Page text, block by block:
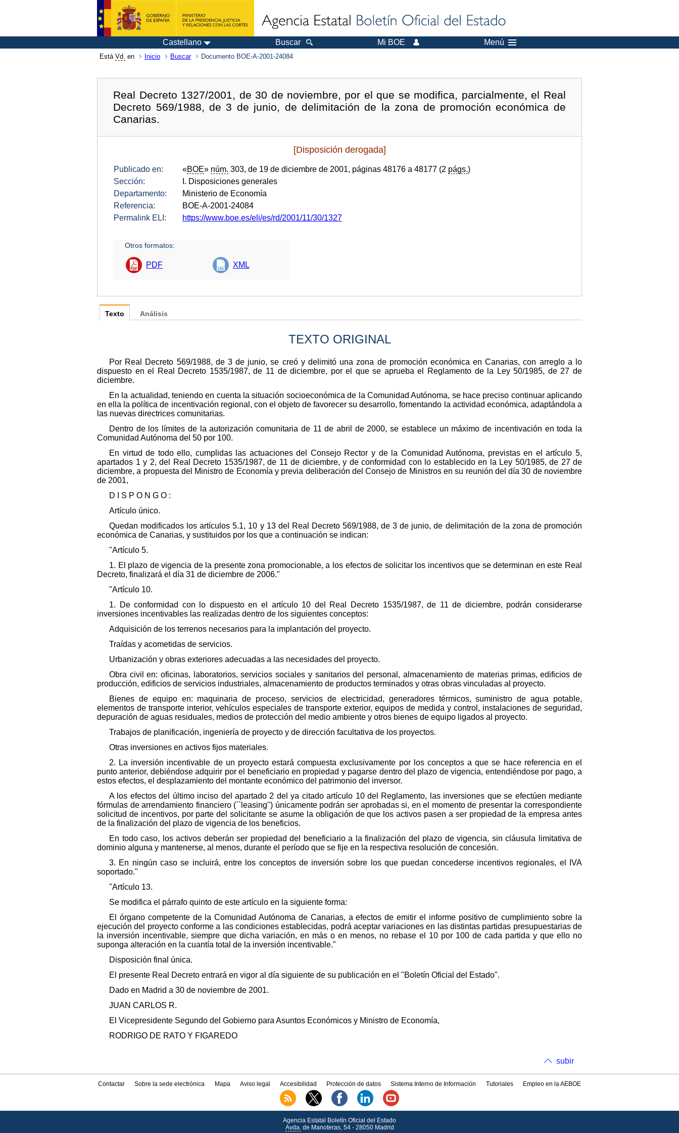
Castellano Buscar Mi BOE Menú
Está Vd. en Inicio Buscar Documento BOE-A-2001-24084
Real Decreto 1327/2001, de 30 de noviembre, por el que se modifica, parcialmente, el Real
Decreto 569/1988, de 3 de junio, de delimitación de la zona de promoción económica de
Canarias.
[Disposición derogada]
Publicado en: «BOE» núm. 303, de 19 de diciembre de 2001, páginas 48176 a 48177 (2 págs.)
Sección:
I. Disposiciones generales
Departamento:
Ministerio de Economía
Referencia:
BOE-A-2001-24084
Permalink ELI:
https://www.boe.es/eli/es/rd/2001/11/30/1327
Otros formatos:
PDF XML
Texto
TEXTO ORIGINAL
Por Real Decreto 569/1988, de 3 de junio, se creó y delimitó una zona de promoción económica en Canarias, con arreglo a lo
dispuesto en el Real Decreto 1535/1987, de 11 de diciembre, por el que se aprueba el Reglamento de la Ley 50/1985, de 27 de
diciembre.
En la actualidad, teniendo en cuenta la situación socioeconómica de la Comunidad Autónoma, se hace preciso continuar aplicando
en ella la política de incentivación regional, con el objeto de favorecer su desarrollo, fomentando la actividad económica, adaptándola a
las nuevas directrices comunitarias.
Dentro de los límites de la autorización comunitaria de 11 de abril de 2000, se establece un máximo de incentivación en toda la
Comunidad Autónoma del 50 por 100.
En virtud de todo ello, cumplidas las actuaciones del Consejo Rector y de la Comunidad Autónoma, previstas en el artículo 5,
apartados 1 y 2, del Real Decreto 1535/1987, de 11 de diciembre, y de conformidad con lo establecido en la Ley 50/1985, de 27 de
diciembre, a propuesta del Ministro de Economía y previa deliberación del Consejo de Ministros en su reunión del día 30 de noviembre
de 2001,
D I S P O N G O :
Artículo único.
Quedan modificados los artículos 5.1, 10 y 13 del Real Decreto 569/1988, de 3 de junio, de delimitación de la zona de promoción
económica de Canarias, y sustituidos por los que a continuación se indican:
"Artículo 5.
1. El plazo de vigencia de la presente zona promocionable, a los efectos de solicitar los incentivos que se determinan en este Real
Decreto, finalizará el día 31 de diciembre de 2006."
"Artículo 10.
1. De conformidad con lo dispuesto en el artículo 10 del Real Decreto 1535/1987, de 11 de diciembre, podrán considerarse
inversiones incentivables las realizadas dentro de los siguientes conceptos:
Adquisición de los terrenos necesarios para la implantación del proyecto.
Traídas y acometidas de servicios.
Urbanización y obras exteriores adecuadas a las necesidades del proyecto.
Obra civil en: oficinas, laboratorios, servicios sociales y sanitarios del personal, almacenamiento de materias primas, edificios de
producción, edificios de servicios industriales, almacenamiento de productos terminados y otras obras vinculadas al proyecto.
Bienes de equipo en: maquinaria de proceso, servicios de electricidad, generadores térmicos, suministro de agua potable,
elementos de transporte interior, vehículos especiales de transporte exterior, equipos de medida y control, instalaciones de seguridad,
depuración de aguas residuales, medios de protección del medio ambiente y otros bienes de equipo ligados al proyecto.
Trabajos de planificación, ingeniería de proyecto y de dirección facultativa de los proyectos.
Otras inversiones en activos fijos materiales.
2. La inversión incentivable de un proyecto estará compuesta exclusivamente por los conceptos a que se hace referencia en el
punto anterior, debiéndose adquirir por el beneficiario en propiedad y pagarse dentro del plazo de vigencia, entendiéndose por pago, a
estos efectos, el desplazamiento del montante económico del patrimonio del inversor.
A los efectos del último inciso del apartado 2 del ya citado artículo 10 del Reglamento, las inversiones que se efectúen mediante
fórmulas de arrendamiento financiero (``leasing'') únicamente podrán ser aprobadas si, en el momento de presentar la correspondiente
solicitud de incentivos, por parte del solicitante se asume la obligación de que los activos pasen a ser propiedad de la empresa antes
de la finalización del plazo de vigencia de los beneficios.
En todo caso, los activos deberán ser propiedad del beneficiario a la finalización del plazo de vigencia, sin cláusula limitativa de
dominio alguna y mantenerse, al menos, durante el período que se fije en la respectiva resolución de concesión.
3. En ningún caso se incluirá, entre los conceptos de inversión sobre los que puedan concederse incentivos regionales, el IVA
soportado."
"Artículo 13.
Se modifica el párrafo quinto de este artículo en la siguiente forma:
El órgano competente de la Comunidad Autónoma de Canarias, a efectos de emitir el informe positivo de cumplimiento sobre la
ejecución del proyecto conforme a las condiciones establecidas, podrá aceptar variaciones en las distintas partidas presupuestarias de
la inversión incentivable, siempre que dicha variación, en más o en menos, no rebase el 10 por 100 de cada partida y que ello no
suponga alteración en la cuantía total de la inversión incentivable."
Disposición final única.
El presente Real Decreto entrará en vigor al día siguiente de su publicación en el "Boletín Oficial del Estado".
Dado en Madrid a 30 de noviembre de 2001.
JUAN CARLOS R.
El Vicepresidente Segundo del Gobierno para Asuntos Económicos y Ministro de Economía,
RODRIGO DE RATO Y FIGAREDO
Análisis
subir
Contactar Sobre la sede electrónica Mapa Aviso legal Accesibilidad Protección de datos Sistema Interno de Información Tutoriales Empleo en la AEBOE
Agencia Estatal Boletín Oficial del Estado
Avda.de Manoteras, 54 - 28050 Madrid